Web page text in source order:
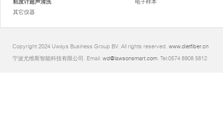
粘度计超声清洗
其它仪器
电子样本
Copyright 2024 Uways Business Group BV. All rights reserved. www.dietfiber.cn
宁波尤维斯智能科技有限公司. Email: wd@lawsonsmart.com. Tel:0574 8908 5812